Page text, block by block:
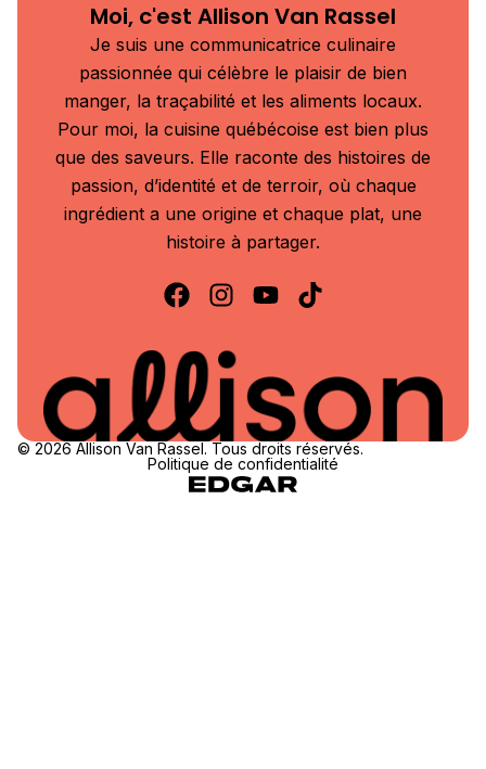
Moi, c'est Allison Van Rassel
Je suis une communicatrice culinaire
passionnée qui célèbre le plaisir de bien
manger, la traçabilité et les aliments locaux.
Pour moi, la cuisine québécoise est bien plus
que des saveurs. Elle raconte des histoires de
passion, d’identité et de terroir, où chaque
ingrédient a une origine et chaque plat, une
histoire à partager.
© 2026 Allison Van Rassel. Tous droits réservés.
Politique de confidentialité